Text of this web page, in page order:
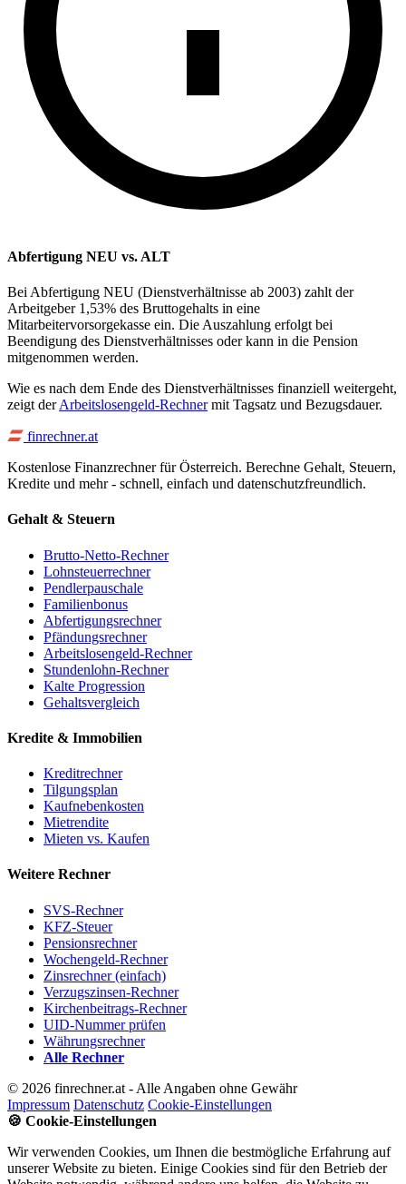
Abfertigung NEU vs. ALT
Bei Abfertigung NEU (Dienstverhältnisse ab 2003) zahlt der
Arbeitgeber 1,53% des Bruttogehalts in eine
Mitarbeitervorsorgekasse ein. Die Auszahlung erfolgt bei
Beendigung des Dienstverhältnisses oder kann in die Pension
mitgenommen werden.
Wie es nach dem Ende des Dienstverhältnisses finanziell weitergeht,
zeigt derArbeitslosengeld-Rechnermit Tagsatz und Bezugsdauer.
finrechner.at
Kostenlose Finanzrechner für Österreich. Berechne Gehalt, Steuern,
Kredite und mehr - schnell, einfach und datenschutzfreundlich.
Gehalt & Steuern
Brutto-Netto-Rechner
Lohnsteuerrechner
Pendlerpauschale
Familienbonus
Abfertigungsrechner
Pfändungsrechner
Arbeitslosengeld-Rechner
Stundenlohn-Rechner
Kalte Progression
Gehaltsvergleich
Kredite & Immobilien
Kreditrechner
Tilgungsplan
Kaufnebenkosten
Mietrendite
Mieten vs. Kaufen
Weitere Rechner
SVS-Rechner
KFZ-Steuer
Pensionsrechner
Wochengeld-Rechner
Zinsrechner (einfach)
Verzugszinsen-Rechner
Kirchenbeitrags-Rechner
UID-Nummer prüfen
Währungsrechner
Alle Rechner
© 2026 finrechner.at - Alle Angaben ohne Gewähr
Impressum Datenschutz Cookie-Einstellungen
🍪 Cookie-Einstellungen
Wir verwenden Cookies, um Ihnen die bestmögliche Erfahrung auf
unserer Website zu bieten. Einige Cookies sind für den Betrieb der